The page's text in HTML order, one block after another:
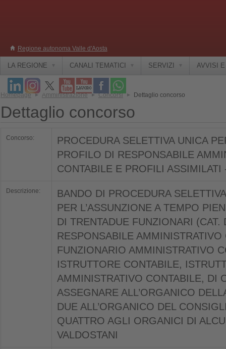
Regione autonoma Valle d'Aosta
LA REGIONE CANALI TEMATICI SERVIZI AVVISI
Homepage Amministrazione Concorsi Dettaglio concorso
Dettaglio concorso
Concorso:
PROCEDURA SELETTIVA UNICA
PROFILO DI RESPONSABILE
CONTABILE E PROFILI
Descrizione:
BANDO DI PROCEDURA
PER L’ASSUNZIONE A TEMPO
DI TRENTADUE FUNZIONARI
RESPONSABILE AMMINISTRATIVO
FUNZIONARIO AMMINISTRATIVO
ISTRUTTORE CONTABILE,
AMMINISTRATIVO CONTABILE, DI
ASSEGNARE ALL’ORGANICO
DUE ALL’ORGANICO DEL
QUATTRO AGLI ORGANICI DI
VALDOSTANI